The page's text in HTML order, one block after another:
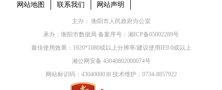
网站地图 联系我们 网站声明
主办： 衡阳市人民政府办公室
承办：衡阳市数据局 备案序号： 湘ICP备05002289号
最佳使用效果：1920*1080或以上分辨率/建议使用IE9.0或以上
湘公网安备 43040802000074号
网站标识码：4304000038 技术维护：0734-8857922